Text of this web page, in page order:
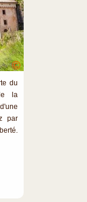
©
du
la
par